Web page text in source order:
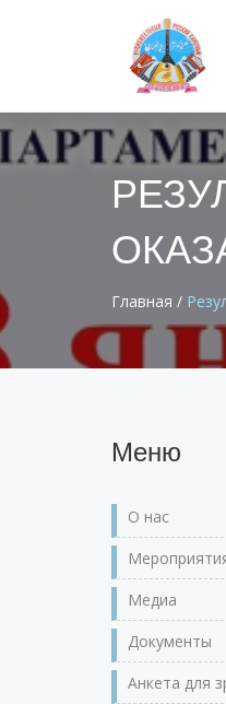
Главная /
Меню
О нас
Медиа
Документы
Анкета для